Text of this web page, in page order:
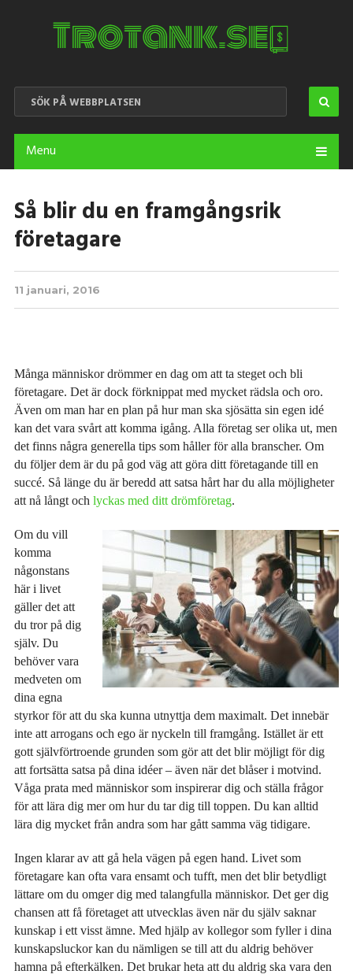
Menu
Så blir du en framgångsrik
företagare
11 januari, 2016
Många människor drömmer en dag om att ta steget och bli
företagare. Det är dock förknippat med mycket rädsla och oro.
Även om man har en plan på hur man ska sjösätta sin egen idé
kan det vara svårt att komma igång. Alla företag ser olika ut, men
det finns några generella tips som håller för alla branscher. Om
du följer dem är du på god väg att göra ditt företagande till en
succé. Så länge du är beredd att satsa hårt har du alla möjligheter
att nå långt och lyckas med ditt drömföretag.
Om du vill
komma
någonstans
här i livet
gäller det att
du tror på dig
själv. Du
behöver vara
medveten om
dina egna
styrkor för att du ska kunna utnyttja dem maximalt. Det innebär
inte att arrogans och ego är nyckeln till framgång. Istället är ett
gott självförtroende grunden som gör att det blir möjligt för dig
att fortsätta satsa på dina idéer – även när det blåser i motvind.
Våga prata med människor som inspirerar dig och ställa frågor
för att lära dig mer om hur du tar dig till toppen. Du kan alltid
lära dig mycket från andra som har gått samma väg tidigare.
Ingen klarar av att gå hela vägen på egen hand. Livet som
företagare kan ofta vara ensamt och tufft, men det blir betydligt
lättare om du omger dig med talangfulla människor. Det ger dig
chansen att få företaget att utvecklas även när du själv saknar
kunskap i ett visst ämne. Med hjälp av kollegor som fyller i dina
kunskapsluckor kan du nämligen se till att du aldrig behöver
hamna på efterkälken. Det brukar heta att du aldrig ska vara den